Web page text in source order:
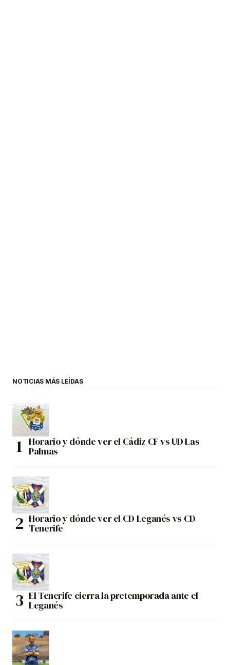
NOTICIAS MÁS LEÍDAS
Horario y dónde ver el Cádiz CF vs UD Las
Palmas
Horario y dónde ver el CD Leganés vs CD
Tenerife
El Tenerife cierra la pretemporada ante el
Leganés